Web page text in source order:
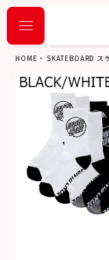
HOME SKATEBOARD ス